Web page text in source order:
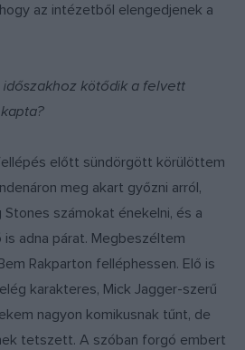
az intézetből elengedjenek a
időszakhoz kötődik a felvett
előtt sündörgött körülöttem
meg akart győzni arról,
Stones számokat énekelni, és a
adna párat. Megbeszéltem
Rakparton felléphessen. Elő is
karakteres, Mick Jagger-szerű
nagyon komikusnak tűnt, de
tetszett. A szóban forgó embert